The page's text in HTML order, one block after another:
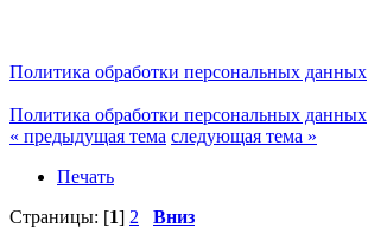
Политика обработки персональных данных
Политика обработки персональных данных
« предыдущая тема следующая тема »
Печать
Страницы: [1] 2 Вниз